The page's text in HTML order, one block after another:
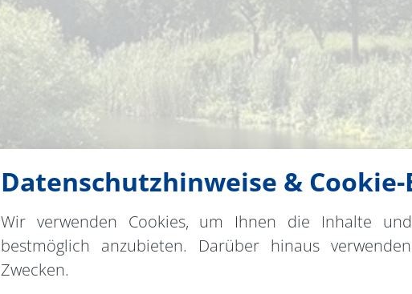
Datenschutzhinweise &
Wir verwenden Cookies, um Ihnen die Inhalte
bestmöglich anzubieten. Darüber hinaus
Zwecken.